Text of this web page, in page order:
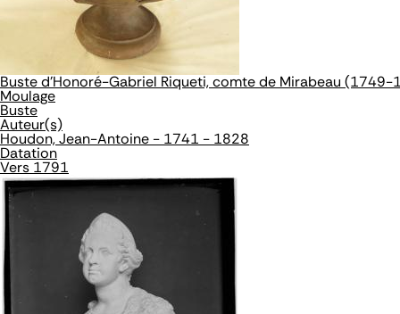
Buste d'Honoré-Gabriel Riqueti, comte de Mirabeau (1749-
Moulage
Buste
Auteur(s)
Houdon, Jean-Antoine - 1741 - 1828
Datation
Vers 1791